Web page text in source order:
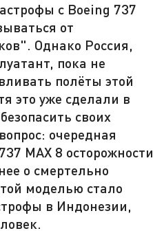
с Boeing 737
от
Однако Россия,
пока не
полёты этой
это уже сделали в
своих
очередная
MАХ 8 осторожности
о смертельно
моделью стало
в Индонезии,